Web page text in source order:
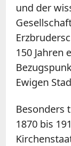
und der
150 Jahren
Ewigen
Besonders
1870 bis